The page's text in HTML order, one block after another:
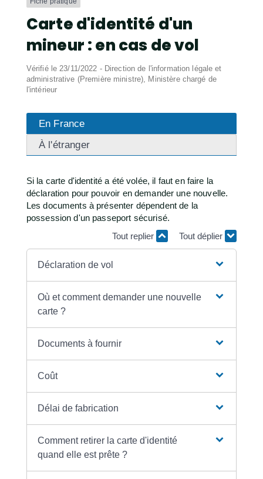
Carte d'identité d'un
mineur : en cas de vol
Vérifié le 23/11/2022 - Direction de l'information légale et
administrative (Première ministre), Ministère chargé de
l'intérieur
En France
À l'étranger
Si la carte d'identité a été volée, il faut en faire la
déclaration pour pouvoir en demander une nouvelle.
Les documents à présenter dépendent de la
possession d'un passeport sécurisé.
Tout replier
Tout déplier
Déclaration de vol
Où et comment demander une nouvelle
carte ?
Documents à fournir
Coût
Délai de fabrication
Comment retirer la carte d'identité
quand elle est prête ?